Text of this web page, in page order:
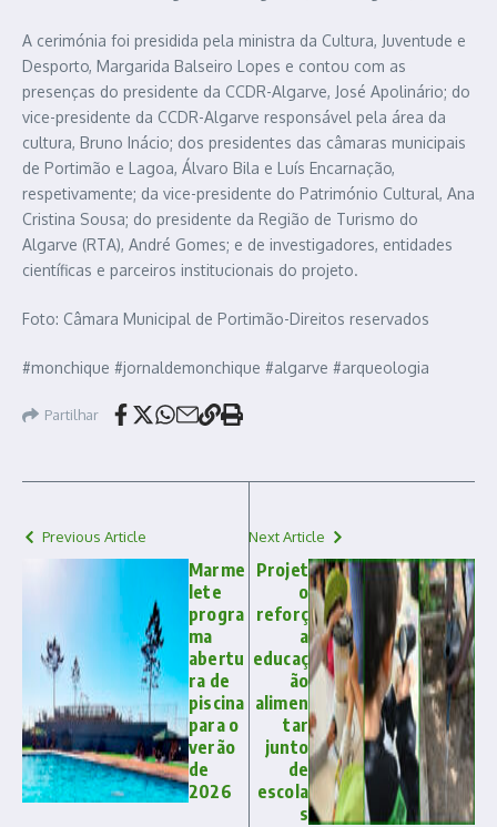
A cerimónia foi presidida pela ministra da Cultura, Juventude e
Desporto, Margarida Balseiro Lopes e contou com as
presenças do presidente da CCDR-Algarve, José Apolinário; do
vice-presidente da CCDR-Algarve responsável pela área da
cultura, Bruno Inácio; dos presidentes das câmaras municipais
de Portimão e Lagoa, Álvaro Bila e Luís Encarnação,
respetivamente; da vice-presidente do Património Cultural, Ana
Cristina Sousa; do presidente da Região de Turismo do
Algarve (RTA), André Gomes; e de investigadores, entidades
científicas e parceiros institucionais do projeto.
Foto: Câmara Municipal de Portimão-Direitos reservados
#monchique #jornaldemonchique #algarve #arqueologia
Partilhar
Previous Article
Marme
lete
progra
ma
abertu
ra de
piscina
para o
verão
de
2026
Next Article
Projet
o
reforç
a
educaç
ão
alimen
tar
junto
de
escola
s